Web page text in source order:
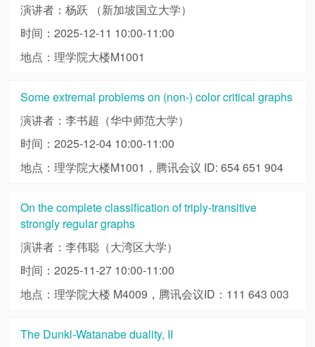
演讲者：杨跃 （新加坡国立大学）
时间：2025-12-11 10:00-11:00
地点：理学院大楼M1001
Some extremal problems on (non-) color critical graphs
演讲者：李书超（华中师范大学）
时间：2025-12-04 10:00-11:00
地点：理学院大楼M1001，腾讯会议 ID: 654 651 904
On the complete classification of triply-transitive
strongly regular graphs
演讲者：李伟聪（大湾区大学）
时间：2025-11-27 10:00-11:00
地点：理学院大楼 M4009，腾讯会议ID：111 643 003
The Dunkl-Watanabe duality, II